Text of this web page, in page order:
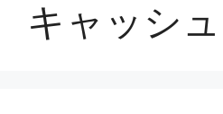
キャッシ